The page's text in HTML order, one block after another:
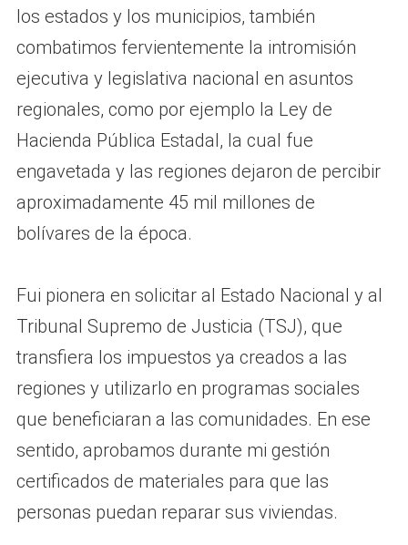
los estados y los municipios, también
combatimos fervientemente la intromisión
ejecutiva y legislativa nacional en asuntos
regionales, como por ejemplo la Ley de
Hacienda Pública Estadal, la cual fue
engavetada y las regiones dejaron de percibir
aproximadamente 45 mil millones de
bolívares de la época.
Fui pionera en solicitar al Estado Nacional y al
Tribunal Supremo de Justicia (TSJ), que
transfiera los impuestos ya creados a las
regiones y utilizarlo en programas sociales
que beneficiaran a las comunidades. En ese
sentido, aprobamos durante mi gestión
certificados de materiales para que las
personas puedan reparar sus viviendas.